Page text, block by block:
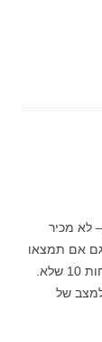
לא מכיר
אם תמצאו
בטעות כמה בודדים – על כל שלטון דת הומאני יש לפחות 10 שלא.
של